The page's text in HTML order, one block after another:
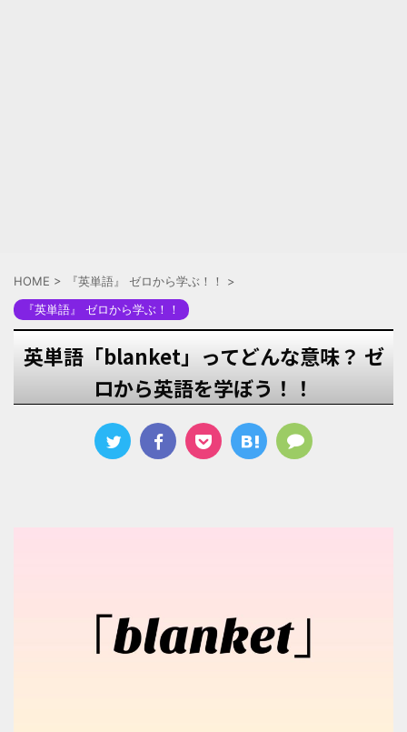
HOME > 『英単語』 ゼロから学ぶ！！
>
『英単語』 ゼロから学ぶ！！
英単語「blanket」ってどんな意味？ ゼ
ロから英語を学ぼう！！